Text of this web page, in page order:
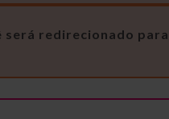
será redirecionado